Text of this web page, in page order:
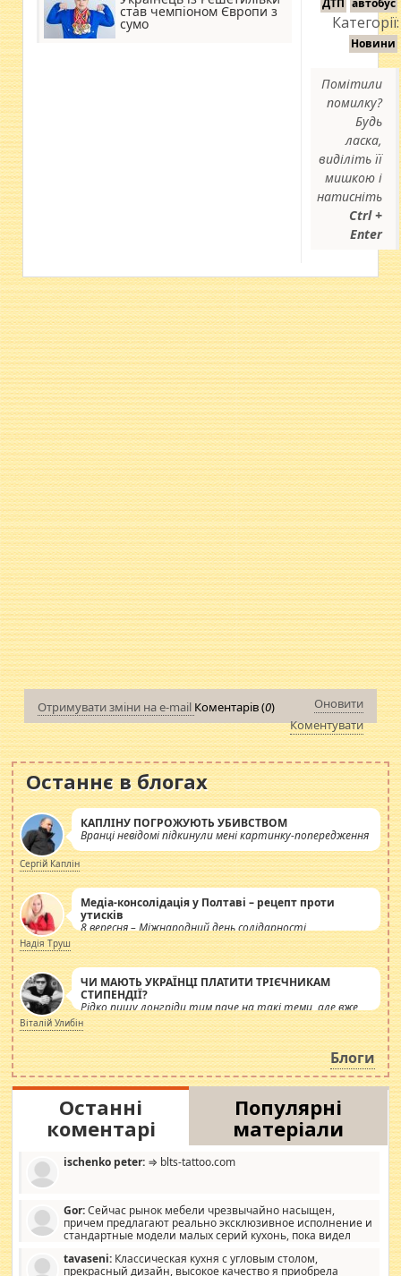
став чемпіоном Європи з
сумо
ДТП автобус
Категорії:
Новини
Помітили
помилку?
Будь
ласка,
виділіть її
мишкою і
натисніть
Ctrl +
Enter
Отримувати зміни на e-mail Коментарів (0)
Оновити
Коментувати
Останнє в блогах
КАПЛІНУ ПОГРОЖУЮТЬ УБИВСТВОМ
Вранці невідомі підкинули мені картинку-попередження
Сергій Каплін
Медіа-консолідація у Полтаві – рецепт проти
утисків
8 вересня – Міжнародний день солідарності
журналістів.
Надія Труш
ЧИ МАЮТЬ УКРАЇНЦІ ПЛАТИТИ ТРІЄЧНИКАМ
СТИПЕНДІЇ?
Рідко пишу лонгріди тим паче на такі теми, але вже
просто дістало! Обурюють сьогоднішні інсенуації
навколо стипендіального питання. Штучно
роздувається ще одна соціальна катастрофа.
Віталій Улибін
Блоги
Останні
коментарі
Популярні
матеріали
ischenko peter: ⇒ blts-tattoo.com
Gor:Сейчас рынок мебели чрезвычайно насыщен,
причем предлагают реально эксклюзивное исполнение и
стандартные модели малых серий кухонь, пока видел
стандартные формы, в MebelOk, креативненько и что главное -
со вкусом все в порядке, без ненужных наворотов удорожающих
tavaseni: Классическая кухня с угловым столом,
прекрасный дизайн, высокое качество я приобрела